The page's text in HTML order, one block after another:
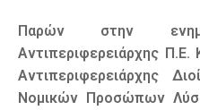
Παρών στην
Αντιπεριφερειάρχης
Αντιπεριφερειάρχης
Νομικών Προσώπων